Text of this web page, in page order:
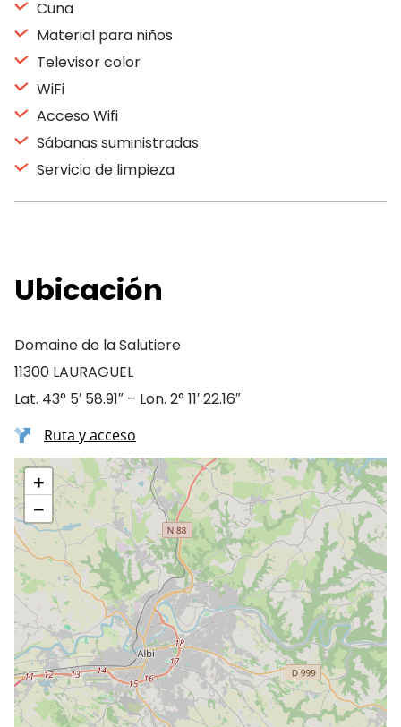
Cuna
Material para niños
Televisor color
WiFi
Acceso Wifi
Sábanas suministradas
Servicio de limpieza
Ubicación
Domaine de la Salutiere
11300 LAURAGUEL
Lat. 43° 5′ 58.91″ – Lon. 2° 11′ 22.16″
Ruta y acceso
+
−